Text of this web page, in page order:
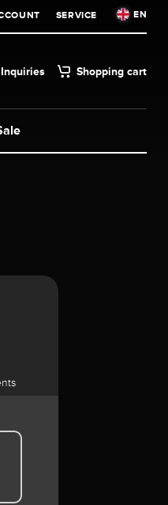
SERVICE EN
Inquiries Shopping cart